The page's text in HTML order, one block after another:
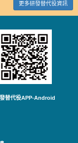
更多研發替代役資訊
替代役APP-Android